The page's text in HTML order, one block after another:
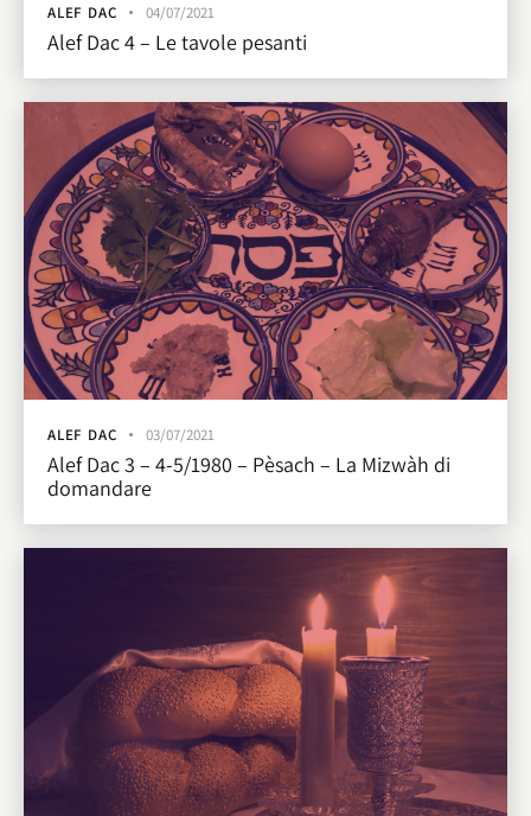
ALEF DAC 04/07/2021
Alef Dac 4 – Le tavole pesanti
ALEF DAC 03/07/2021
Alef Dac 3 – 4-5/1980 – Pèsach – La Mizwàh di
domandare